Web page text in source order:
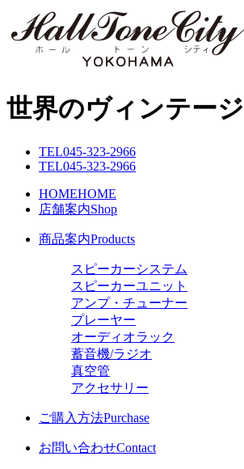
世界のヴィンテー
TEL045-323-2966
TEL045-323-2966
HOMEHOME
店舗案内Shop
商品案内Products
スピーカーシステム
スピーカーユニット
アンプ・チューナー
プレーヤー
オーディオラック
蓄音機/ラジオ
真空管
アクセサリー
ご購入方法Purchase
お問い合わせContact